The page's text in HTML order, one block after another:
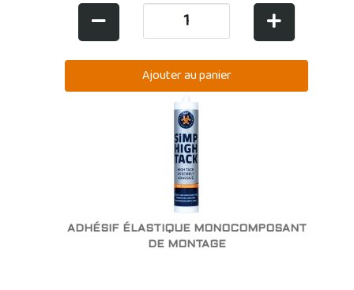
ADHÉSIF ÉLASTIQUE MONOCOMPOSANT
DE MONTAGE